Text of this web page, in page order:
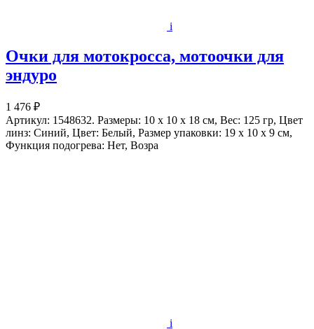
i
Очки для мотокросса, мотоочки для
эндуро
1 476 ₽
Артикул: 1548632. Размеры: 10 x 10 x 18 см, Вес: 125 гр, Цвет
линз: Синий, Цвет: Белый, Размер упаковки: 19 x 10 x 9 см,
Функция подогрева: Нет, Возра
i